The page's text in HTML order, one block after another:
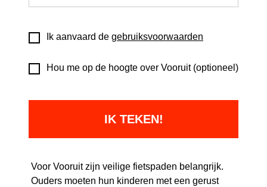
Ik aanvaard de gebruiksvoorwaarden
Hou me op de hoogte over Vooruit (optioneel)
Voor Vooruit zijn veilige fietspaden belangrijk.
Ouders moeten hun kinderen met een gerust